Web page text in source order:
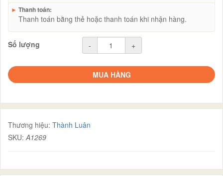
► Thanh toán:
Thanh toán bằng thẻ hoặc thanh toán khi nhận hàng.
Số lượng - +
MUA HÀNG
Thương hiệu: Thành Luân
SKU: A1269